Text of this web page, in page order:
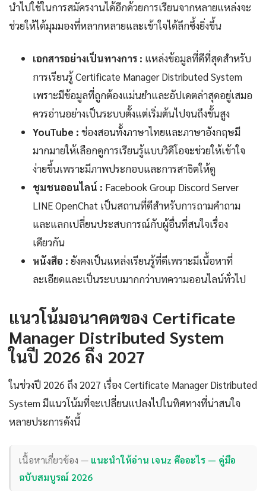
นำไปใช้ในการสมัครงานได้อีกด้วยการเรียนจากหลายแหล่งจะ
ช่วยให้ได้มุมมองที่หลากหลายและเข้าใจได้ลึกซึ้งยิ่งขึ้น
เอกสารอย่างเป็นทางการ : แหล่งข้อมูลที่ดีที่สุดสำหรับ
การเรียนรู้ Certificate Manager Distributed System
เพราะมีข้อมูลที่ถูกต้องแม่นยำและอัปเดตล่าสุดอยู่เสมอ
ควรอ่านอย่างเป็นระบบตั้งแต่เริ่มต้นไปจนถึงขั้นสูง
YouTube : ช่องสอนทั้งภาษาไทยและภาษาอังกฤษมี
มากมายให้เลือกดูการเรียนรู้แบบวิดีโอจะช่วยให้เข้าใจ
ง่ายขึ้นเพราะมีภาพประกอบและการสาธิตให้ดู
ชุมชนออนไลน์ : Facebook Group Discord Server
LINE OpenChat เป็นสถานที่ดีสำหรับการถามคำถาม
และแลกเปลี่ยนประสบการณ์กับผู้อื่นที่สนใจเรื่อง
เดียวกัน
หนังสือ : ยังคงเป็นแหล่งเรียนรู้ที่ดีเพราะมีเนื้อหาที่
ละเอียดและเป็นระบบมากกว่าบทความออนไลน์ทั่วไป
แนวโน้มอนาคตของ Certificate
Manager Distributed System
ในปี 2026 ถึง 2027
ในช่วงปี 2026 ถึง 2027 เรื่อง Certificate Manager Distributed
System มีแนวโน้มที่จะเปลี่ยนแปลงไปในทิศทางที่น่าสนใจ
หลายประการดังนี้
เนื้อหาเกี่ยวข้อง — แนะนำให้อ่าน เจนz คืออะไร — คู่มือ
ฉบับสมบูรณ์ 2026